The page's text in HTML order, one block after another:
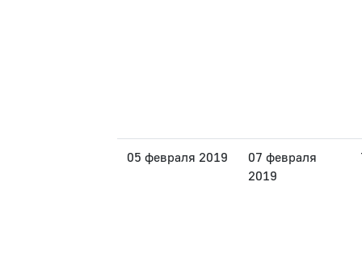
05 февраля 2019
07 февраля
2019